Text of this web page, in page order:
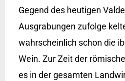
Gegend des heutigen
Ausgrabungen zufolge
wahrscheinlich schon die
Wein. Zur Zeit der
es in der gesamten